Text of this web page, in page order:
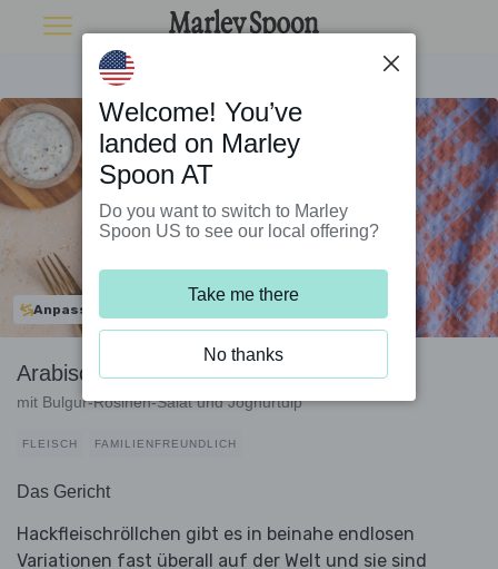
Anpassbar
Arabische Köfte vom Bio-Rind
mit Bulgur-Rosinen-Salat und Joghurtdip
FLEISCH FAMILIENFREUNDLICH
Das Gericht
Hackfleischröllchen gibt es in beinahe endlosen
Variationen fast überall auf der Welt und sie sind
Welcome! You’ve
landed on Marley
Spoon AT
Do you want to switch to Marley
Spoon US to see our local offering?
Take me there
No thanks